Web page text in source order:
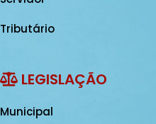
Tributário
LEGISLAÇÃO
Municipal